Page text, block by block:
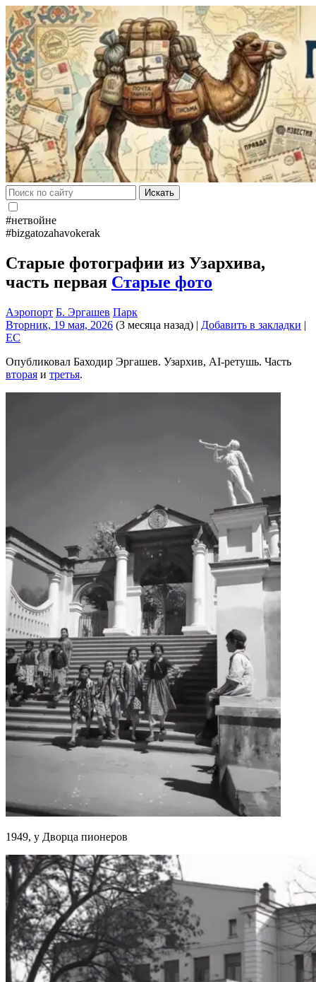
Искать
#нетвойне
#bizgatozahavokerak
Старые фотографии из Узархива,
часть первая Старые фото
Аэропорт Б. Эргашев Парк
Вторник, 19 мая, 2026 (3 месяца назад) | Добавить в закладки |
EC
Опубликовал Баходир Эргашев. Узархив, AI-ретушь. Часть
вторая и третья.
1949, у Дворца пионеров